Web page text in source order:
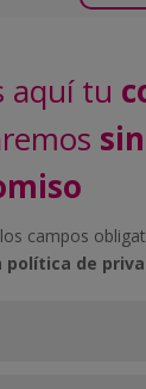
aquí tu
sin
campos
política de